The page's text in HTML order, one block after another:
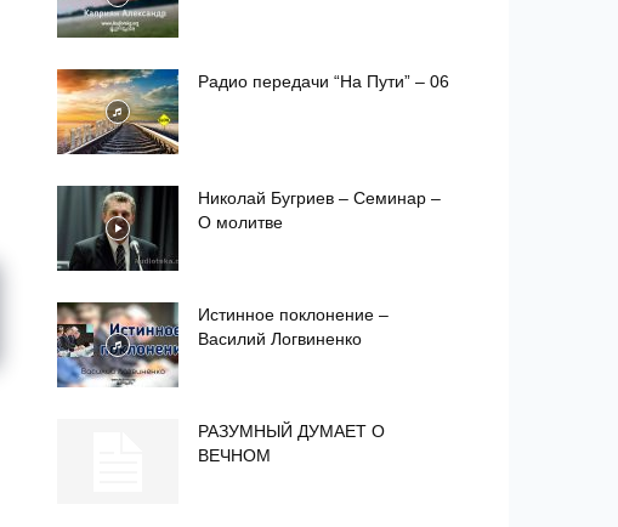
Радио передачи “На Пути” – 06
Николай Бугриев – Семинар –
О молитве
Истинное поклонение –
Василий Логвиненко
РАЗУМНЫЙ ДУМАЕТ О
ВЕЧНОМ